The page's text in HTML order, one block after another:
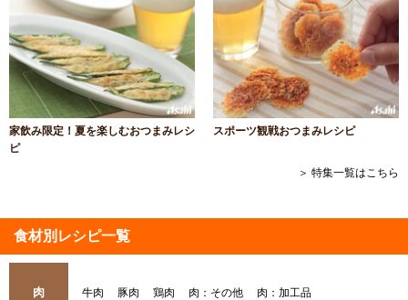
家飲み限定！夏を楽しむおつまみレシ
ピ
スポーツ観戦おつまみレシピ
＞ 特集一覧はこちら
食材別レシピ一覧
肉 牛肉 豚肉 鶏肉 肉：その他 肉：加工品